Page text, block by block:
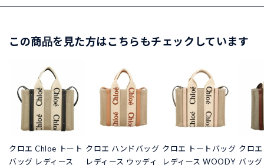
この商品を見た方はこちらもチェックしています
クロエ Chloe トート
バッグ レディース
クロエ ハンドバッグ
レディース ウッディ
クロエ トートバッグ
レディース WOODY
クロ
バッ